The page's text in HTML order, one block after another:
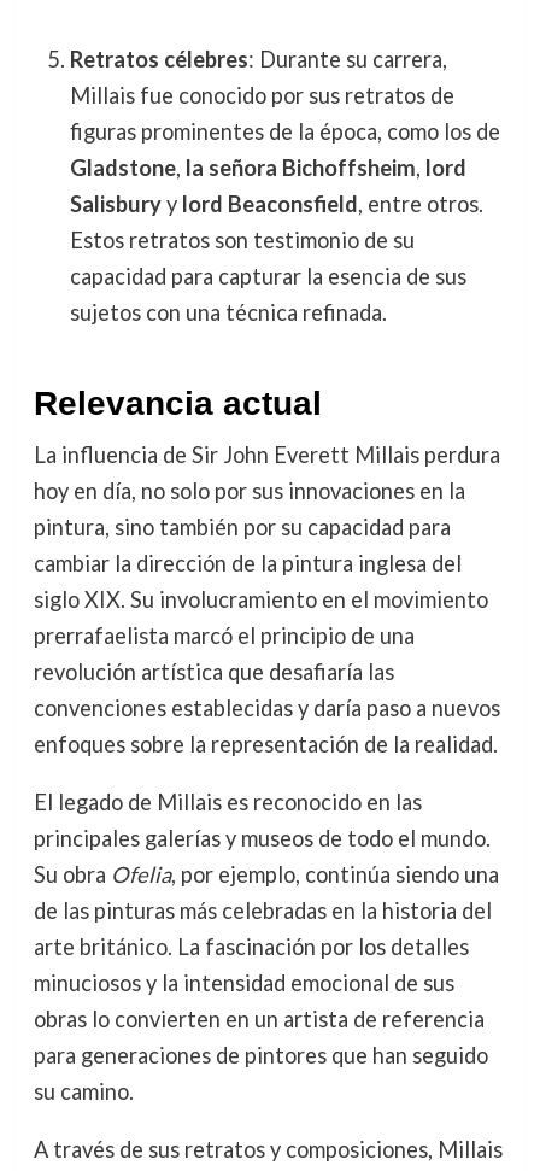
Retratos célebres: Durante su carrera,
Millais fue conocido por sus retratos de
figuras prominentes de la época, como los de
Gladstone, la señora Bichoffsheim, lord
Salisburyy lord Beaconsfield, entre otros.
Estos retratos son testimonio de su
capacidad para capturar la esencia de sus
sujetos con una técnica refinada.
Relevancia actual
La influencia de Sir John Everett Millais perdura
hoy en día, no solo por sus innovaciones en la
pintura, sino también por su capacidad para
cambiar la dirección de la pintura inglesa del
siglo XIX. Su involucramiento en el movimiento
prerrafaelista marcó el principio de una
revolución artística que desafiaría las
convenciones establecidas y daría paso a nuevos
enfoques sobre la representación de la realidad.
El legado de Millais es reconocido en las
principales galerías y museos de todo el mundo.
Su obra Ofelia, por ejemplo, continúa siendo una
de las pinturas más celebradas en la historia del
arte británico. La fascinación por los detalles
minuciosos y la intensidad emocional de sus
obras lo convierten en un artista de referencia
para generaciones de pintores que han seguido
su camino.
A través de sus retratos y composiciones, Millais